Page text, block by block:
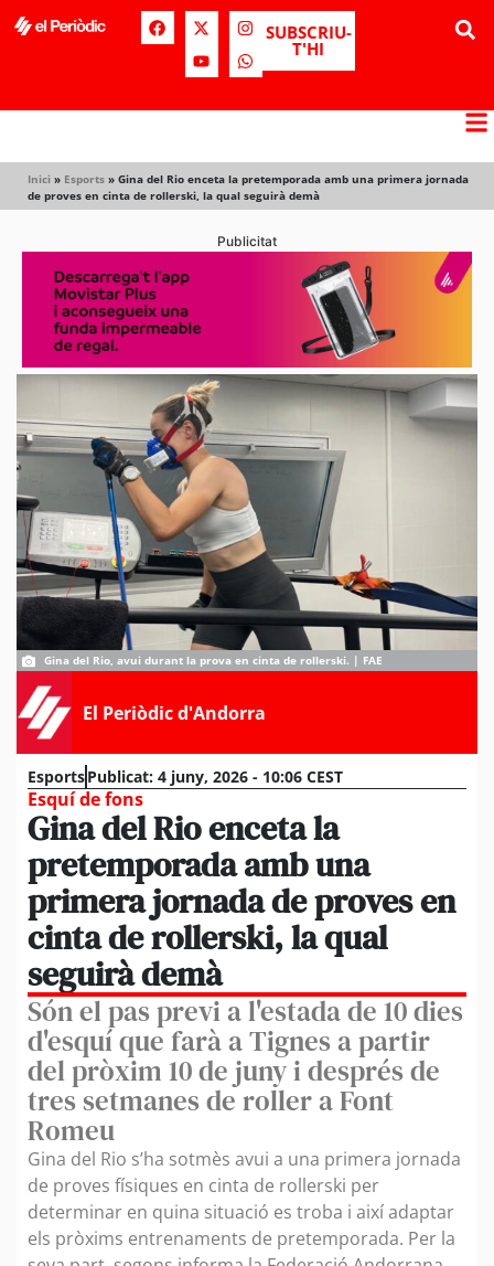
SUBSCRIU-
T'HI
Inici » Esports » Gina del Rio enceta la pretemporada amb una primera jornada
de proves en cinta de rollerski, la qual seguirà demà
Publicitat
Gina del Rio, avui durant la prova en cinta de rollerski. | FAE
El Periòdic d'Andorra
EsportsPublicat: 4 juny, 2026 - 10:06 CEST
Esquí de fons
Gina del Rio enceta la
pretemporada amb una
primera jornada de proves en
cinta de rollerski, la qual
seguirà demà
Són el pas previ a l'estada de 10 dies
d'esquí que farà a Tignes a partir
del pròxim 10 de juny i després de
tres setmanes de roller a Font
Romeu
Gina del Rio s’ha sotmès avui a una primera jornada
de proves físiques en cinta de rollerski per
determinar en quina situació es troba i així adaptar
els pròxims entrenaments de pretemporada. Per la